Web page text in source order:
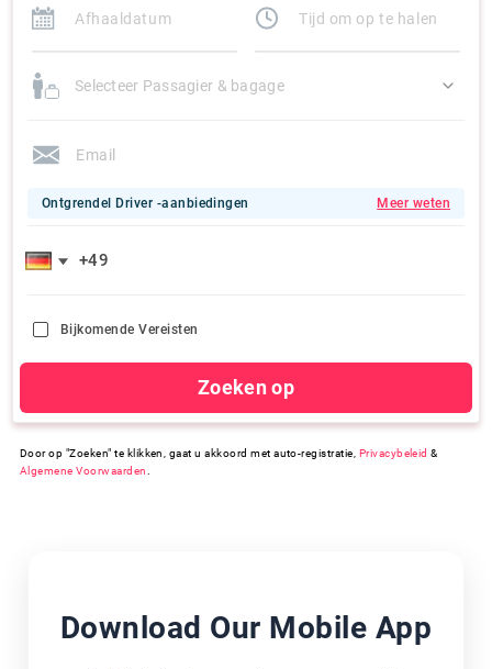
Selecteer Passagier & bagage
Ontgrendel Driver -aanbiedingen Meer weten
Bijkomende Vereisten
Zoeken op
Door op "Zoeken" te klikken, gaat u akkoord met auto-registratie, Privacybeleid &
Algemene Voorwaarden
Download Our Mobile App